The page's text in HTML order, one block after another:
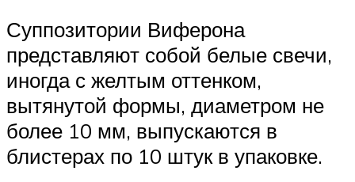
Суппозитории Виферона
представляют собой белые свечи,
иногда с желтым оттенком,
вытянутой формы, диаметром не
более 10 мм, выпускаются в
блистерах по 10 штук в упаковке.